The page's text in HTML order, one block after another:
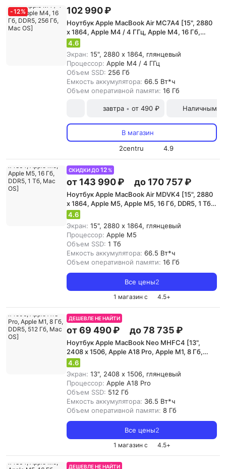
-12% 102 990 ₽
Ноутбук Apple MacBook Air MC7A4 [15", 2880
x 1864, Apple M4 / 4 ГГц, Apple M4, 16 Гб,
DDR5, 256 Гб, Mac OS]
4.6
Экран: 15", 2880 x 1864, глянцевый
Процессор: Apple M4 / 4 ГГц
Объем SSD: 256 Гб
Емкость аккумулятора: 66.5 Вт*ч
Объем оперативной памяти: 16 Гб
завтра • от 490 ₽ Наличными
В магазин
2centru
4.9
СКИДКИ ДО12 %
от 143 990 ₽ до 170 757 ₽
Ноутбук Apple MacBook Air MDVK4 [15", 2880
x 1864, Apple M5, Apple M5, 16 Гб, DDR5, 1 Тб,
Mac OS]
4.6
Экран: 15", 2880 x 1864, глянцевый
Процессор: Apple M5
Объем SSD: 1 Тб
Емкость аккумулятора: 66.5 Вт*ч
Объем оперативной памяти: 16 Гб
Все цены2
1 магазин с 4.5+
ДЕШЕВЛЕ НЕ НАЙТИ
от 69 490 ₽ до 78 735 ₽
Ноутбук Apple MacBook Neo MHFC4 [13",
2408 x 1506, Apple A18 Pro, Apple M1, 8 Гб,
DDR5, 512 Гб, Mac OS]
4.6
Экран: 13", 2408 x 1506, глянцевый
Процессор: Apple A18 Pro
Объем SSD: 512 Гб
Емкость аккумулятора: 36.5 Вт*ч
Объем оперативной памяти: 8 Гб
Все цены2
1 магазин с 4.5+
ДЕШЕВЛЕ НЕ НАЙТИ